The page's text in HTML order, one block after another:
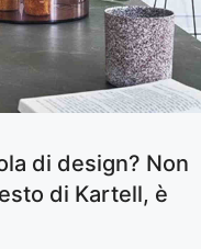
di design? Non
di Kartell, è